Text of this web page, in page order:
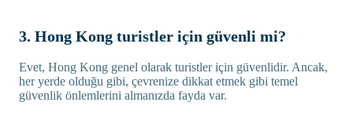
3. Hong Kong turistler için güvenli mi?
Evet, Hong Kong genel olarak turistler için güvenlidir. Ancak,
her yerde olduğu gibi, çevrenize dikkat etmek gibi temel
güvenlik önlemlerini almanızda fayda var.